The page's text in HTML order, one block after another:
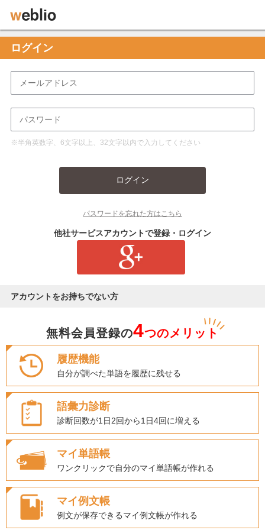
ログイン
※半角英数字、6文字以上、32文字以内で入力してください
ログイン
パスワードを忘れた方はこちら
他社サービスアカウントで登録・ログイン
アカウントをお持ちでない方
無料会員登録の4つのメリット
履歴機能
自分が調べた単語を履歴に残せる
語彙力診断
診断回数が1日2回から1日4回に増える
マイ単語帳
ワンクリックで自分のマイ単語帳が作れる
マイ例文帳
例文が保存できるマイ例文帳が作れる